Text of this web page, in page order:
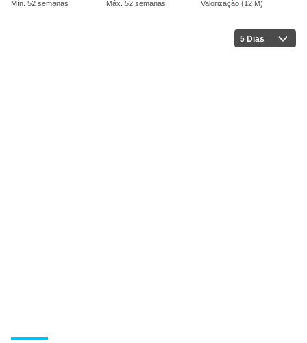
Mín. 52 semanas Máx. 52 semanas Valorização (12 M)
5 Dias